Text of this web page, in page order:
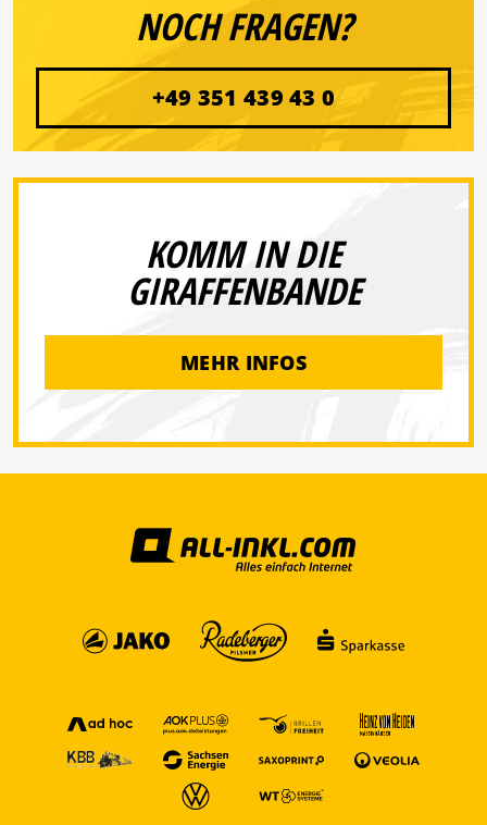
NOCH FRAGEN?
+49 351 439 43 0
KOMM IN DIE
GIRAFFENBANDE
MEHR INFOS